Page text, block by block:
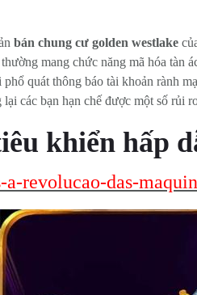
bán chung cư golden westlake
mang chức năng mã hóa tàn
quát thông báo tài khoản rành
các bạn hạn chế được một số rủi
khiển hấp
revolucao-das-